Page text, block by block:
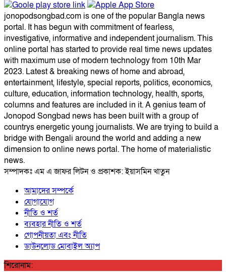
jonopodsongbad.com is one of the popular Bangla news
portal. It has begun with commitment of fearless,
investigative, informative and independent journalism. This
online portal has started to provide real time news updates
with maximum use of modern technology from 10th Mar
2023. Latest & breaking news of home and abroad,
entertainment, lifestyle, special reports, politics, economics,
culture, education, information technology, health, sports,
columns and features are included in it. A genius team of
Jonopod Songbad news has been built with a group of
countrys energetic young journalists. We are trying to build a
bridge with Bengali around the world and adding a new
dimension to online news portal. The home of materialistic
news.
সম্পাদকঃ এম এ জাফর লিটন ও প্রকাশক: ইয়াসমিন খাতুন
আমাদের সম্পর্কে
যোগাযোগ
নীতি ও শর্ত
ব্যবহার নীতি ও শর্ত
গোপনীয়তা এবং নীতি
ডাউনলোড মোবাইল অ্যাপ
শিরোনাম: